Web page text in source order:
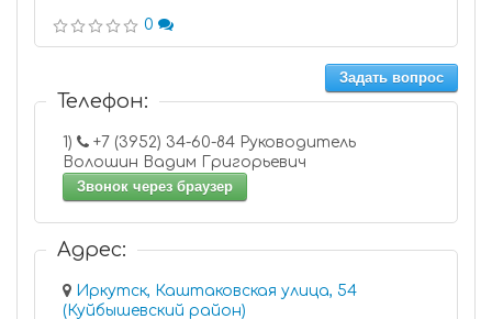
0
Задать вопрос
Телефон:
1)
Волошин Вадим Григорьевич
Звонок через браузер
Адрес:
Иркутск, Каштаковская улица, 54
(Куйбышевский район)